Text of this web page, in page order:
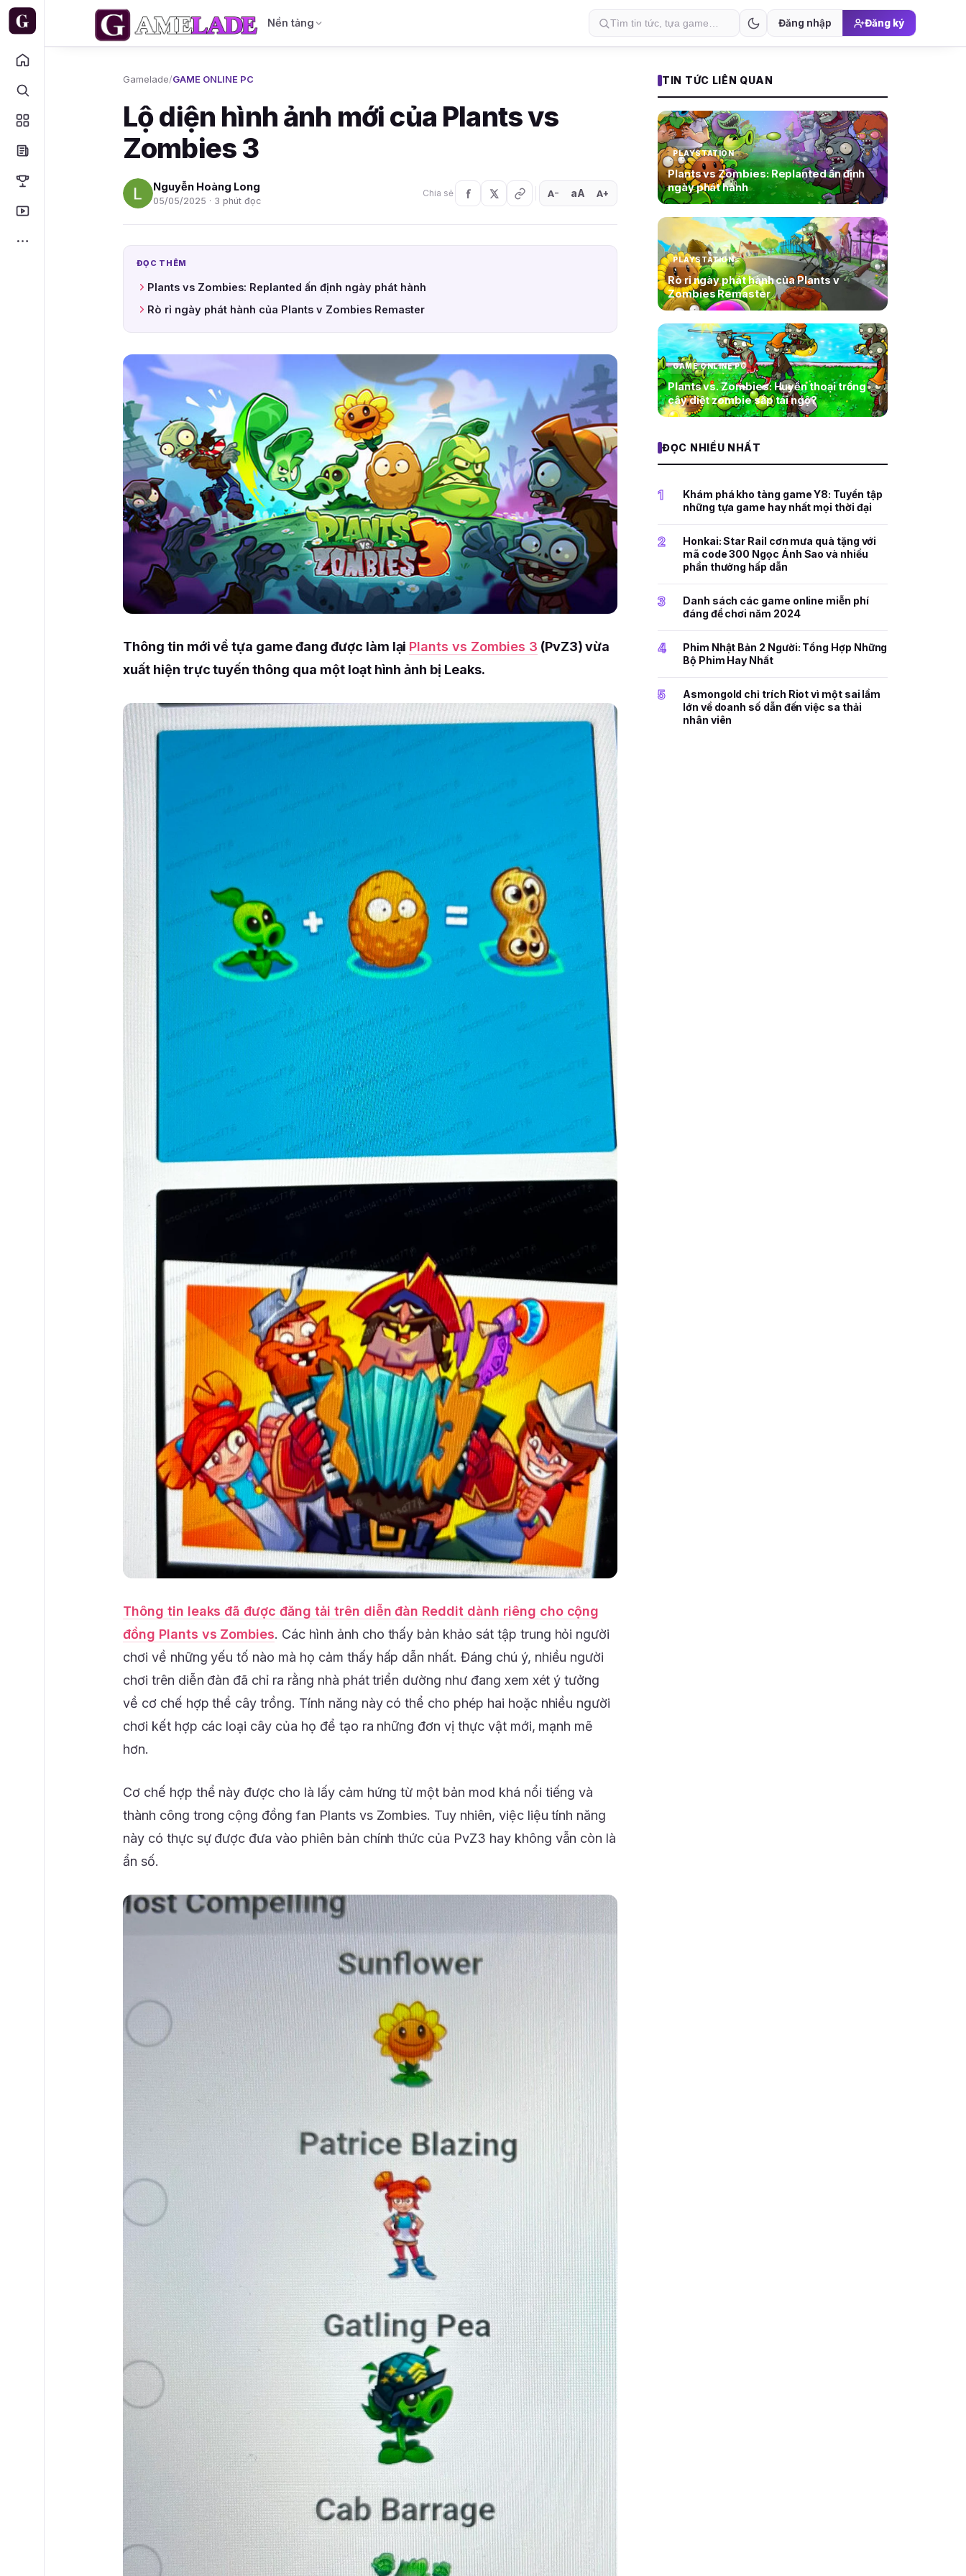
Nền tảng Đăng nhập Đăng ký
Gamelade/GAME ONLINE PC
Lộ diện hình ảnh mới của Plants vs
Zombies 3
Nguyễn Hoàng Long
05/05/2025 · 3 phút đọc
Chia sẻ A− aA A+
ĐỌC THÊM
Plants vs Zombies: Replanted ấn định ngày phát hành
Rò rỉ ngày phát hành của Plants v Zombies Remaster
Thông tin mới về tựa game đang được làm lại Plants vs Zombies 3 (PvZ3) vừa
xuất hiện trực tuyến thông qua một loạt hình ảnh bị Leaks.
Thông tin leaks đã được đăng tải trên diễn đàn Reddit dành riêng cho cộng
đồng Plants vs Zombies. Các hình ảnh cho thấy bản khảo sát tập trung hỏi người
chơi về những yếu tố nào mà họ cảm thấy hấp dẫn nhất. Đáng chú ý, nhiều người
chơi trên diễn đàn đã chỉ ra rằng nhà phát triển dường như đang xem xét ý tưởng
về cơ chế hợp thể cây trồng. Tính năng này có thể cho phép hai hoặc nhiều người
chơi kết hợp các loại cây của họ để tạo ra những đơn vị thực vật mới, mạnh mẽ
hơn.
Cơ chế hợp thể này được cho là lấy cảm hứng từ một bản mod khá nổi tiếng và
thành công trong cộng đồng fan Plants vs Zombies. Tuy nhiên, việc liệu tính năng
này có thực sự được đưa vào phiên bản chính thức của PvZ3 hay không vẫn còn là
ẩn số.
TIN TỨC LIÊN QUAN
PLAYSTATION
Plants vs Zombies: Replanted ấn định
ngày phát hành
PLAYSTATION
Rò rỉ ngày phát hành của Plants v
Zombies Remaster
GAME ONLINE PC
Plants vs. Zombies: Huyền thoại trồng
cây diệt zombie sắp tái ngộ?
ĐỌC NHIỀU NHẤT
1
Khám phá kho tàng game Y8: Tuyển tập
những tựa game hay nhất mọi thời đại
2
Honkai: Star Rail cơn mưa quà tặng với
mã code 300 Ngọc Ánh Sao và nhiều
phần thưởng hấp dẫn
3
Danh sách các game online miễn phí
đáng để chơi năm 2024
4
Phim Nhật Bản 2 Người: Tổng Hợp Những
Bộ Phim Hay Nhất
5
Asmongold chỉ trích Riot vì một sai lầm
lớn về doanh số dẫn đến việc sa thải
nhân viên